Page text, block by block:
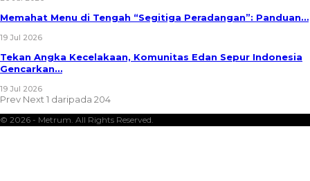
Memahat Menu di Tengah “Segitiga Peradangan”: Panduan…
19 Jul 2026
Tekan Angka Kecelakaan, Komunitas Edan Sepur Indonesia
Gencarkan…
19 Jul 2026
Prev Next 1 daripada 204
© 2026 - Metrum. All Rights Reserved.